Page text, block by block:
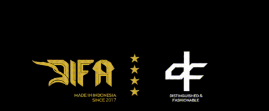
“Bermain dengan pria meskipun tim U-13 dan U15,
tekanannya lebih tinggi dan berbeda dengan permainan
tim wanita. Para pemain masih merasa panik di awal
pertandingan, terlebih di 15 menit awal. Tapi di babak